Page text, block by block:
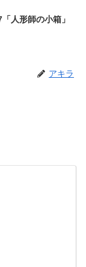
人形師の小箱」
アキラ